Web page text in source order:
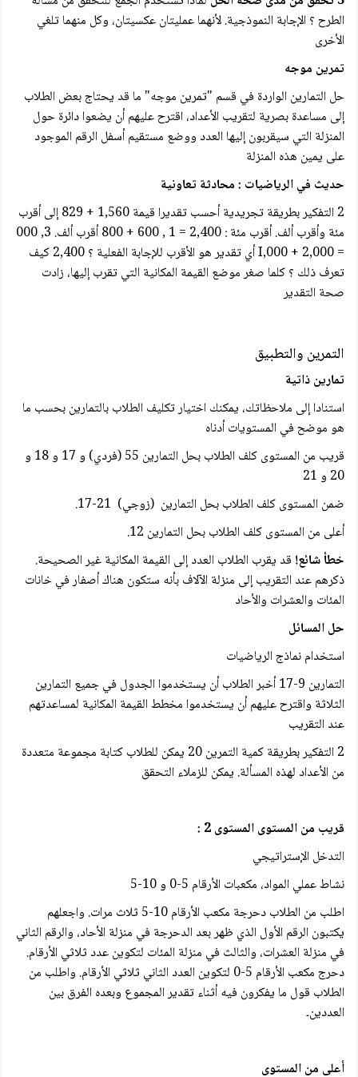
الطرح ؟ الإجابة النموذجية. لأنهما عمليتان عکسیتان، وكل منهما تلغي
الأخرى
تمرین موجه
حل التمارين الواردة في قسم "تمرين موجه" ما قد يحتاج بعض الطلاب
إلى مساعدة بصرية لتقريب الأعداد، اقترح عليهم أن يضعوا دائرة حول
المنزلة التي سيقربون إليها العدد ووضع مستقيم أسفل الرقم الموجود
على يمين هذه المنزلة
حديث في الرياضيات : محادثة تعاونية
2 التفكير بطريقة تجريدية أحسب تقديرا قيمة 1,560 + 829 إلى أقرب
مئة وأقرب ألف. أقرب مئة : 2,400 = 1 , 600 + 800 أقرب ألف. 3, 000
= 2,000 + 000,I أي تقدير هو الأقرب للإجابة الفعلية ؟ 2,400 كيف
تعرف ذلك ؟ كلما صغر موضع القيمة المكانية التي تقرب إليها، زادت
صحة التقدير
التمرين والتطبيق
تمارين ذاتية
استنادا إلى ملاحظاتك، يمكنك اختيار تكليف الطلاب بالتمارين بحسب ما
هو موضح في المستويات أدناه
قريب من المستوى كلف الطلاب بحل التمارين 55 (فردي) و 17 و 18 و
20 و 21
ضمن المستوى كلف الطلاب بحل التمارين (زوجي) 21-17.
أعلى من المستوى كلف الطلاب بحل التمارين 12.
خطأ شائع!قد يقرب الطلاب العدد إلى القيمة المكانية غير الصحيحة.
ذكرهم عند التقريب إلى منزلة الآلاف بأنه ستكون هناك أصفار في خانات
المئات والعشرات والأحاد
حل المسائل
استخدام نماذج الرياضيات
التمارين 9-17 أخبر الطلاب أن يستخدموا الجدول في جميع التمارين
الثلاثة واقترح عليهم أن يستخدموا مخطط القيمة المكانية لمساعدتهم
عند التقريب
2 التفكير بطريقة كمية التمرين 20 يمكن للطلاب كتابة مجموعة متعددة
من الأعداد لهذه المسألة. يمكن للزملاء التحقق
قريب من المستوى المستوى 2 :
التدخل الإستراتيجي
نشاط عملي المواد، مكعبات الأرقام 5-0 و 10-5
اطلب من الطلاب دحرجة مكعب الأرقام 10-5 ثلاث مرات. واجعلهم
يكتبون الرقم الأول الذي ظهر بعد الدحرجة في منزلة الأحاد، والرقم الثاني
في منزلة العشرات، والثالث في منزلة المئات لتكوين عدد ثلاثي الأرقام.
دحرج مکعب الأرقام 5-0 لتكوين العدد الثاني ثلاثي الأرقام. واطلب من
الطلاب قول ما يفكرون فيه أثناء تقدير المجموع وبعده الفرق بين
العددین۔
أعلى من المستوى